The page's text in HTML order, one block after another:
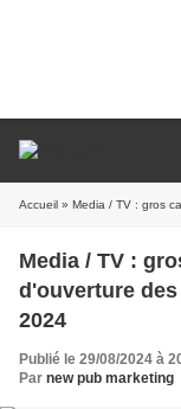
Accueil » Media / TV : gros
Media / TV :
d'ouverture
2024
Publié le 29/08/2024 à
Par new pub marketing